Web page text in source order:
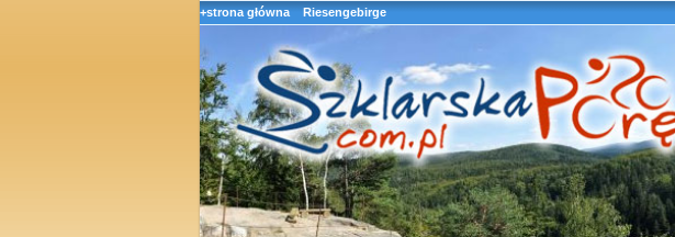
+strona główna Riesengebirge